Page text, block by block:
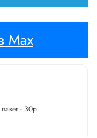
Max
- 30р.